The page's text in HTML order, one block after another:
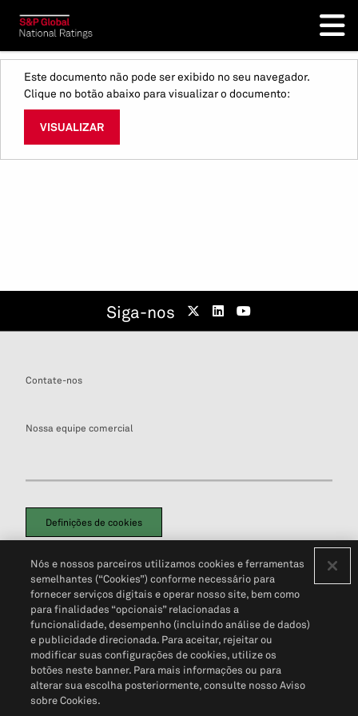
Este documento não pode ser exibido no seu navegador.
Clique no botão abaixo para visualizar o documento:
VISUALIZAR
Siga-nos
Contate-nos
Nossa equipe comercial
Definições de cookies
Política de PrivacidadePortal de privacidade do cliente (em inglês)
Não Venda Minhas Informações Pessoais© 2026 S&P Global
Nós e nossos parceiros utilizamos cookies e ferramentas
semelhantes (“Cookies”) conforme necessário para
fornecer serviços digitais e operar nosso site, bem como
para finalidades “opcionais” relacionadas a
funcionalidade, desempenho (incluindo análise de dados)
e publicidade direcionada. Para aceitar, rejeitar ou
modificar suas configurações de cookies, utilize os
botões neste banner. Para mais informações ou para
alterar sua escolha posteriormente, consulte nosso Aviso
sobre Cookies.